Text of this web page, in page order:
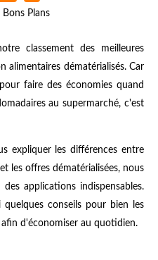
Bons Plans
classement des meilleures
alimentaires dématérialisés. Car
faire des économies quand
au supermarché, c'est
expliquer les différences entre
les offres dématérialisées, nous
applications indispensables.
quelques conseils pour bien les
d'économiser au quotidien.